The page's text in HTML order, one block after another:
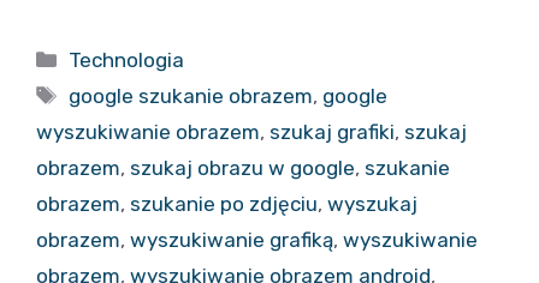
Kategorie
Technologia
Tagi
google szukanie obrazem, google
wyszukiwanie obrazem, szukaj grafiki, szukaj
obrazem, szukaj obrazu w google, szukanie
obrazem, szukanie po zdjęciu, wyszukaj
obrazem, wyszukiwanie grafiką, wyszukiwanie
obrazem, wyszukiwanie obrazem android,